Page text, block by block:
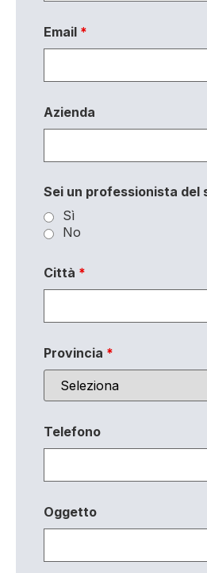
Email *
Azienda
Sei un professionista del
Sì
No
Città *
Provincia *
Telefono
Oggetto